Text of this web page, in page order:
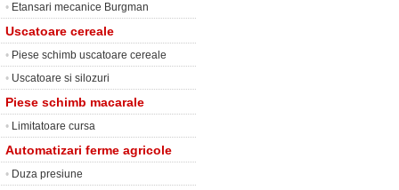
• Etansari mecanice Burgman
Uscatoare cereale
• Piese schimb uscatoare cereale
• Uscatoare si silozuri
Piese schimb macarale
• Limitatoare cursa
Automatizari ferme agricole
• Duza presiune